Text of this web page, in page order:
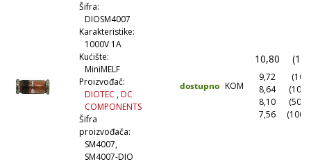
Šifra:
DIOSM4007
Karakteristike:
1000V 1A
Kućište:
MiniMELF
Proizvođač:
DIOTEC ,DC
COMPONENTS
Šifra
proizvođača:
SM4007,
SM4007-DIO
dostupno KOM
10,80 (1+)
9,72
(10+)
8,64
8,10
7,56